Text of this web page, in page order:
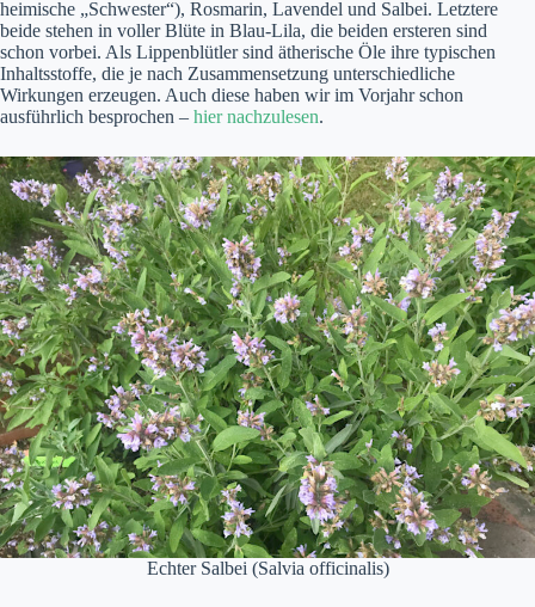
heimische „Schwester“), Rosmarin, Lavendel und Salbei. Letztere
beide stehen in voller Blüte in Blau-Lila, die beiden ersteren sind
schon vorbei. Als Lippenblütler sind ätherische Öle ihre typischen
Inhaltsstoffe, die je nach Zusammensetzung unterschiedliche
Wirkungen erzeugen. Auch diese haben wir im Vorjahr schon
ausführlich besprochen – hier nachzulesen.
Echter Salbei (Salvia officinalis)